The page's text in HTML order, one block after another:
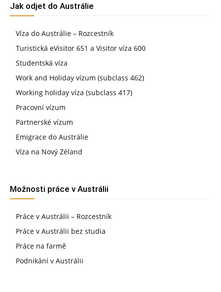
Jak odjet do Austrálie
Víza do Austrálie – Rozcestník
Turistická eVisitor 651 a Visitor víza 600
Studentská víza
Work and Holiday vízum (subclass 462)
Working holiday víza (subclass 417)
Pracovní vízum
Partnerské vízum
Emigrace do Austrálie
Víza na Nový Zéland
Možnosti práce v Austrálii
Práce v Austrálii – Rozcestník
Práce v Austrálii bez studia
Práce na farmě
Podnikání v Austrálii